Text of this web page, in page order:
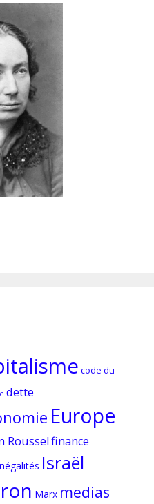
code du
dette
Europe
Rousselfinance
Israël
Marx medias